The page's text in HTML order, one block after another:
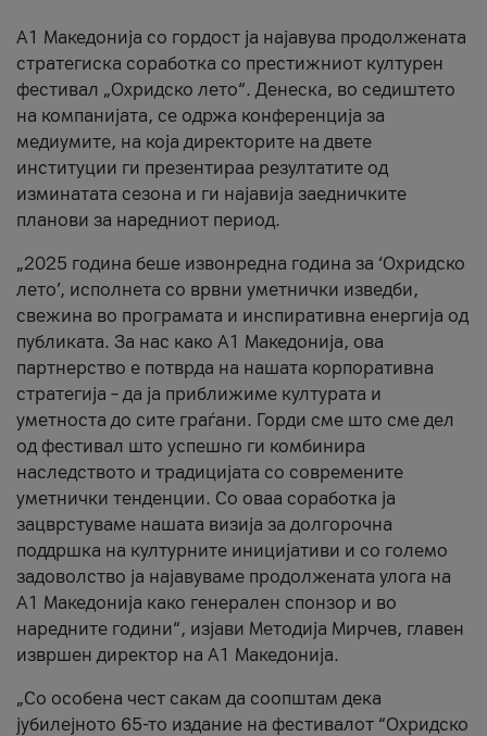
A1 Македонија со гордост ја најавува продолжената
стратегиска соработка со престижниот културен
фестивал „Охридско лето“. Денеска, во седиштето
на компанијата, се одржа конференција за
медиумите, на која директорите на двете
институции ги презентираа резултатите од
изминатата сезона и ги најавија заедничките
планови за наредниот период.
„2025 година беше извонредна година за ‘Охридско
лето’, исполнета со врвни уметнички изведби,
свежина во програмата и инспиративна енергија од
публиката. За нас како A1 Македонија, ова
партнерство е потврда на нашата корпоративна
стратегија – да ја приближиме културата и
уметноста до сите граѓани. Горди сме што сме дел
од фестивал што успешно ги комбинира
наследството и традицијата со современите
уметнички тенденции. Со оваа соработка ја
зацврстуваме нашата визија за долгорочна
поддршка на културните иницијативи и со големо
задоволство ја најавуваме продолжената улога на
A1 Македонија како генерален спонзор и во
наредните години“, изјави Методија Мирчев, главен
извршен директор на A1 Македонија.
„Со особена чест сакам да соопштам дека
јубилејното 65-то издание на фестивалот “Охридско